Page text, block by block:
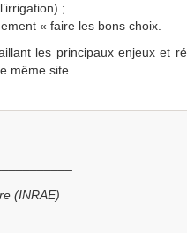
;
« faire les bons choix.
les principaux enjeux et
même site.
(INRAE)